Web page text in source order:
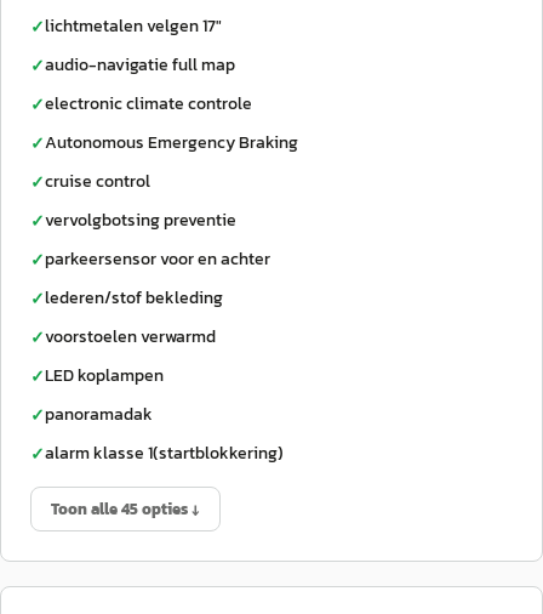
✓lichtmetalen velgen 17"
✓audio-navigatie full map
✓electronic climate controle
✓Autonomous Emergency Braking
✓cruise control
✓vervolgbotsing preventie
✓parkeersensor voor en achter
✓lederen/stof bekleding
✓voorstoelen verwarmd
✓LED koplampen
✓panoramadak
✓alarm klasse 1(startblokkering)
Toon alle 45 opties ↓